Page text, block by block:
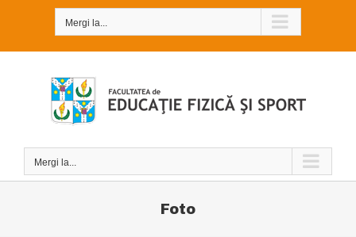
Mergi la...
Mergi la...
Foto